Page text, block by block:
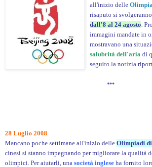
all'inizio delle
risaputo si
dall'8 al 24 agosto .
immagini mandate in
mostravano una
salubrità dell'aria di
seguito la notizia
***
28 Luglio 2008
Mancano poche settimane all'inizio delle Olimpiadi di
cinesi si stanno impegnando per migliorare la qualità
olimpici. Per aiutarli, una società inglese ha fornito